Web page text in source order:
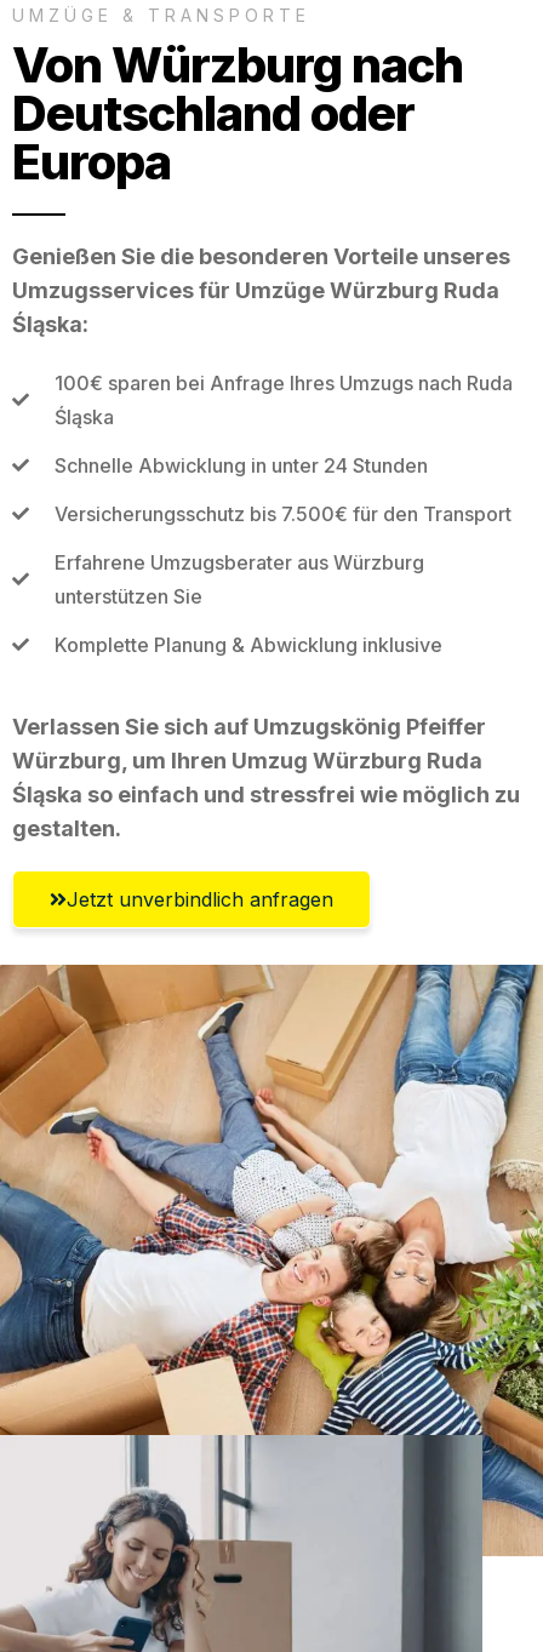
UMZÜGE & TRANSPORTE
Von Würzburg nach
Deutschland oder
Europa
Genießen Sie die besonderen Vorteile unseres
Umzugsservices für Umzüge Würzburg Ruda
Śląska:
100€ sparen bei Anfrage Ihres Umzugs nach Ruda
Śląska
Schnelle Abwicklung in unter 24 Stunden
Versicherungsschutz bis 7.500€ für den Transport
Erfahrene Umzugsberater aus Würzburg
unterstützen Sie
Komplette Planung & Abwicklung inklusive
Verlassen Sie sich auf Umzugskönig Pfeiffer
Würzburg, um Ihren Umzug Würzburg Ruda
Śląska so einfach und stressfrei wie möglich zu
gestalten.
Jetzt unverbindlich anfragen